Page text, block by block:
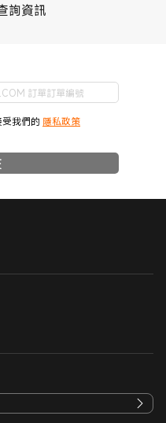
詢資訊
我們的 隱私政策